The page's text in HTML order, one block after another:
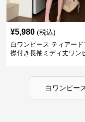
¥5,980 (税込)
白ワンピース ティアー
襟付き長袖ミディ丈ワン
白ワンピー